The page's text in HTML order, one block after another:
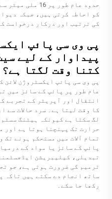
کو احاطہ کرتی ہیں، جبکہ
کی ترتیب اور درکار درخواست
پی وی سی پائپ
پیداوار کے لیے
کتنا وقت لگتا ہے؟
پی وی سی پائپ ایکسٹروژن
عام طور پر پائپ کے سائز میں
کا وقت لیتا ہے۔ سرد حالات سے
لگ سکتا ہے کیونکہ ہیٹنگ
حرارت تک پہنچنا ہوتا ہے اور
تمام آلات میں مستحکم ہونے
پائپ کے سائز یا مواد کے
تبدیلی، کیلیبریشن
ترمیم کی ضرورت ہوتی ہے، جو
ساتھ انجام دے سکتے ہیں تاکہ
رکھا جا سکے۔